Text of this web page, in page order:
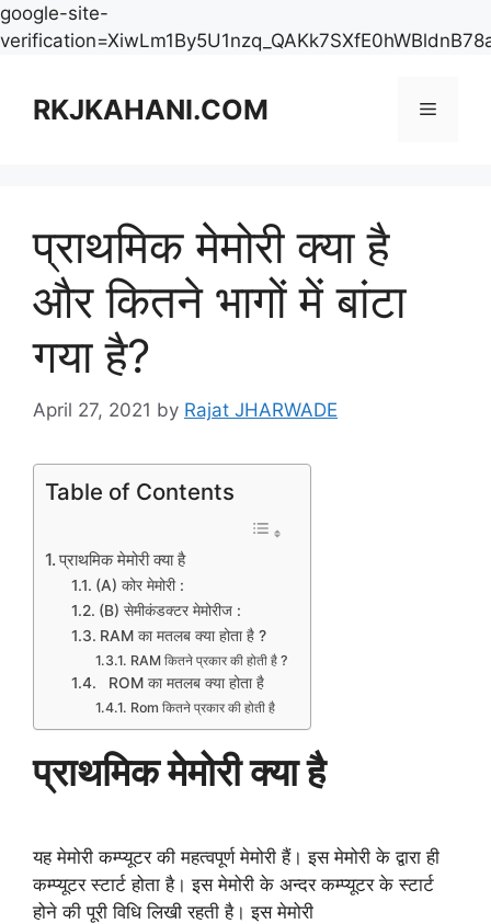
google-site-
contentRKJKAHANI.COM Menu
प्राथमिक मेमोरी क्या है
और कितने भागों में बांटा
गया है?
April 27, 2021 by Rajat JHARWADE
Table of Contents
प्राथमिक मेमोरी क्या है
(A) कोर मेमोरी :
(B) सेमीकंडक्टर मेमोरीज :
RAM का मतलब क्या होता है ?
RAM कितने प्रकार की होती है ?
ROM का मतलब क्या होता है
Rom कितने प्रकार की होती है
प्राथमिक मेमोरी क्या है
यह मेमोरी कम्प्यूटर की महत्वपूर्ण मेमोरी हैं। इस मेमोरी के द्वारा ही
कम्प्यूटर स्टार्ट होता है। इस मेमोरी के अन्दर कम्प्यूटर के स्टार्ट
होने की पूरी विधि लिखी रहती है। इस मेमोरी